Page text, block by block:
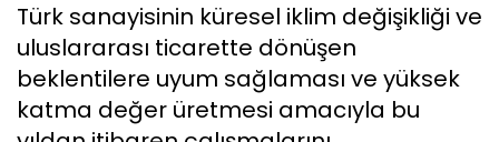
Türk sanayisinin küresel iklim değişikliği ve
uluslararası ticarette dönüşen
beklentilere uyum sağlaması ve yüksek
katma değer üretmesi amacıyla bu